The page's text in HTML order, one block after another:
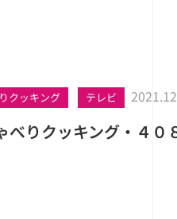
クッキング テレビ
べりクッキング・４